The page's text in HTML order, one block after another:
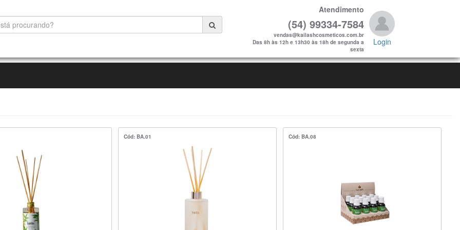
Atendimento
(54) 99334-7584
vendas@kailashcosmeticos.com.br
Das 8h às 12h e 13h30 às 18h de segunda a
sexta
Login
Cód: BA.01 Cód: BA.08